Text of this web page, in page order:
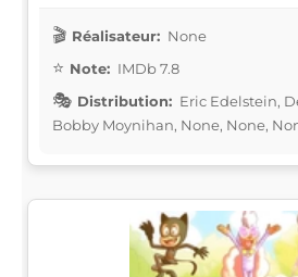
Réalisateur: None
Note: IMDb 7.8
Distribution: Eric Edelstein,
Bobby Moynihan, None, None,